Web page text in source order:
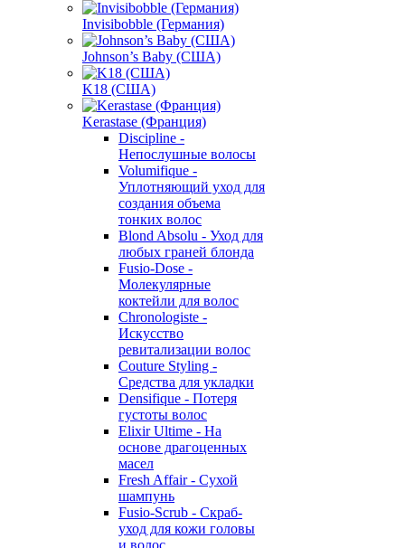
Invisibobble (Германия)
Johnson’s Baby (США)
K18 (США)
Kerastase (Франция)
Discipline -
Непослушные волосы
Volumifique -
Уплотняющий уход для
создания объема
тонких волос
Blond Absolu - Уход для
любых граней блонда
Fusio-Dose -
Молекулярные
коктейли для волос
Chronologiste -
Искусство
ревитализации волос
Couture Styling -
Средства для укладки
Densifique - Потеря
густоты волос
Elixir Ultime - На
основе драгоценных
масел
Fresh Affair - Сухой
шампунь
Fusio-Scrub - Скраб-
уход для кожи головы
и волос